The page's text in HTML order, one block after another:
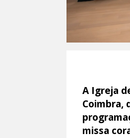
A Igreja
Coimbra,
missa